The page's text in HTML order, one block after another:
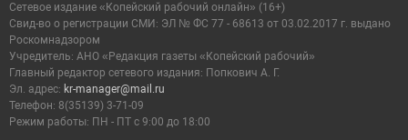
Сетевое издание «Копейский рабочий онлайн» (16+)
Cвид-во о регистрации СМИ: ЭЛ № ФС 77 - 68613 от 03.02.2017 г. выдано
Роскомнадзором
Учредитель: АНО «Редакция газеты «Копейский рабочий»
Главный редактор сетевого издания: Попкович А. Г.
Эл. адрес: kr-manager@mail.ru
Телефон: 8(35139) 3-71-09
Режим работы: ПН - ПТ с 9:00 до 18:00